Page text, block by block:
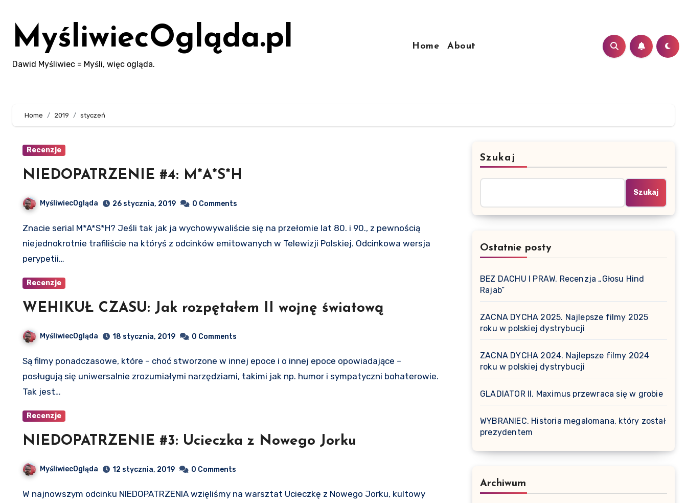
contentMyśliwiecOgląda.pl
Dawid Myśliwiec = Myśli, więc ogląda.
Home About
Home 2019 styczeń
Recenzje
NIEDOPATRZENIE #4: M*A*S*H
MyśliwiecOgląda 26 stycznia, 2019 0 Comments
Znacie serial M*A*S*H? Jeśli tak jak ja wychowywaliście się na przełomie lat 80. i 90., z pewnością
niejednokrotnie trafiliście na któryś z odcinków emitowanych w Telewizji Polskiej. Odcinkowa wersja
perypetii…
Recenzje
WEHIKUŁ CZASU: Jak rozpętałem II wojnę światową
MyśliwiecOgląda 18 stycznia, 2019 0 Comments
Są filmy ponadczasowe, które – choć stworzone w innej epoce i o innej epoce opowiadające –
posługują się uniwersalnie zrozumiałymi narzędziami, takimi jak np. humor i sympatyczni bohaterowie.
Tak jest…
Recenzje
NIEDOPATRZENIE #3: Ucieczka z Nowego Jorku
MyśliwiecOgląda 12 stycznia, 2019 0 Comments
W najnowszym odcinku NIEDOPATRZENIA wzięliśmy na warsztat Ucieczkę z Nowego Jorku, kultowy
Szukaj
Szukaj
Ostatnie posty
BEZ DACHU I PRAW. Recenzja „Głosu Hind
Rajab”
ZACNA DYCHA 2025. Najlepsze filmy 2025
roku w polskiej dystrybucji
ZACNA DYCHA 2024. Najlepsze filmy 2024
roku w polskiej dystrybucji
GLADIATOR II. Maximus przewraca się w grobie
WYBRANIEC. Historia megalomana, który został
prezydentem
Archiwum